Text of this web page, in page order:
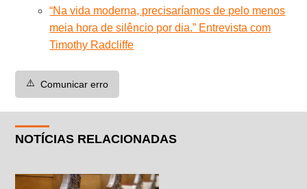
“Na vida moderna, precisaríamos de pelo menos
meia hora de silêncio por dia.” Entrevista com
Timothy Radcliffe
⚠️ Comunicar erro
NOTÍCIAS RELACIONADAS